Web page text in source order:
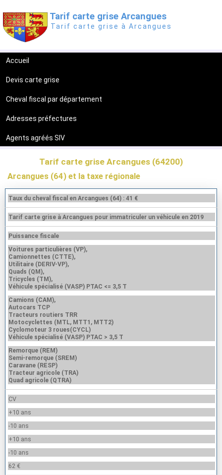
Tarif carte grise Arcangues
Tarif carte grise à Arcangues
Accueil
Devis carte grise
Cheval fiscal par département
Adresses préfectures
Agents agréés SIV
Tarif carte grise Arcangues (64200)
Arcangues (64) et la taxe régionale
Taux du cheval fiscal en Arcangues (64) : 41 €
Tarif carte grise à Arcangues pour immatriculer un véhicule en 2019
Puissance fiscale
Voitures particulières (VP),
Camionnettes (CTTE),
Utilitaire (DERIV-VP),
Quads (QM),
Tricycles (TM),
Véhicule spécialisé (VASP) PTAC <= 3,5 T
Camions (CAM),
Autocars TCP
Tracteurs routiers TRR
Motocyclettes (MTL, MTT1, MTT2)
Cyclomoteur 3 roues(CYCL)
Véhicule spécialisé (VASP) PTAC > 3,5 T
Remorque (REM)
Semi-remorque (SREM)
Caravane (RESP)
Tracteur agricole (TRA)
Quad agricole (QTRA)
CV
+10 ans
-10 ans
+10 ans
-10 ans
62 €